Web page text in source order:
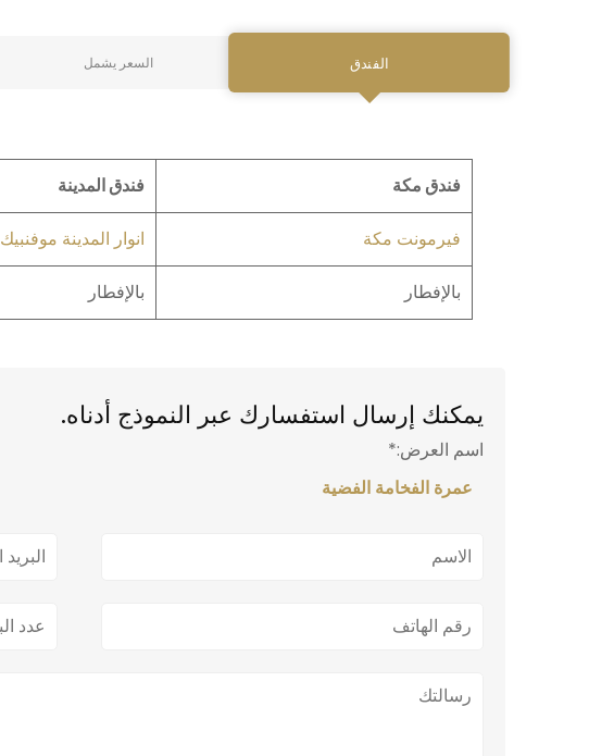
الفندق السعر يشمل
فندق مكة فندق المدينة
فيرمونت مكة انوار المدينة موفنبيك
بالإفطار بالإفطار
يمكنك إرسال استفسارك عبر النموذج أدناه.
اسم العرض:*